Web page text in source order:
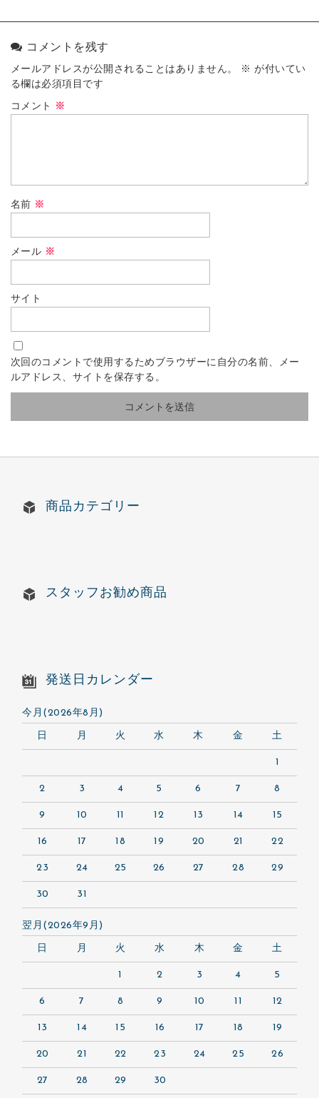
コメントを残す
メールアドレスが公開されることはありません。 ※ が付いてい
る欄は必須項目です
コメント ※
名前 ※
メール ※
サイト
次回のコメントで使用するためブラウザーに自分の名前、メー
ルアドレス、サイトを保存する。
商品カテゴリー
スタッフお勧め商品
発送日カレンダー
今月(2026年8月)
日 月 火 水 木 金 土
1
2 3 4 5 6 7 8
9 10 11 12 13 14 15
16 17 18 19 20 21 22
23 24 25 26 27 28 29
30 31
翌月(2026年9月)
日 月 火 水 木 金 土
1 2 3 4 5
6 7 8 9 10 11 12
13 14 15 16 17 18 19
20 21 22 23 24 25 26
27 28 29 30